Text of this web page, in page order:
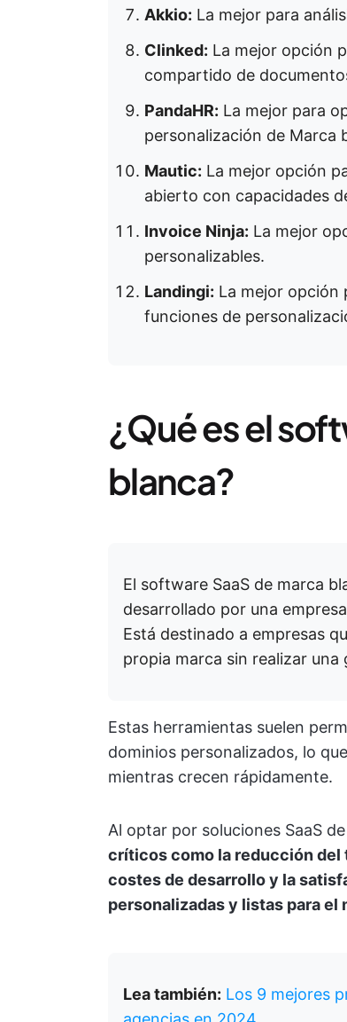
Akkio: La mejor para
Clinked: La mejor opción
compartido de
PandaHR: La mejor para
personalización de Marca
Mautic: La mejor opción
abierto con capacidades
Invoice Ninja: La mejor
personalizables.
Landingi: La mejor opción
funciones de
¿Qué es el
blanca?
El software SaaS de marca
desarrollado por una
Está destinado a empresas
propia marca sin realizar
Estas herramientas suelen
dominios personalizados, lo
mientras crecen rápidamente.
Al optar por soluciones SaaS
críticos como la reducción del
costes de desarrollo y la
personalizadas y listas para el
Lea también: Los 9 mejores